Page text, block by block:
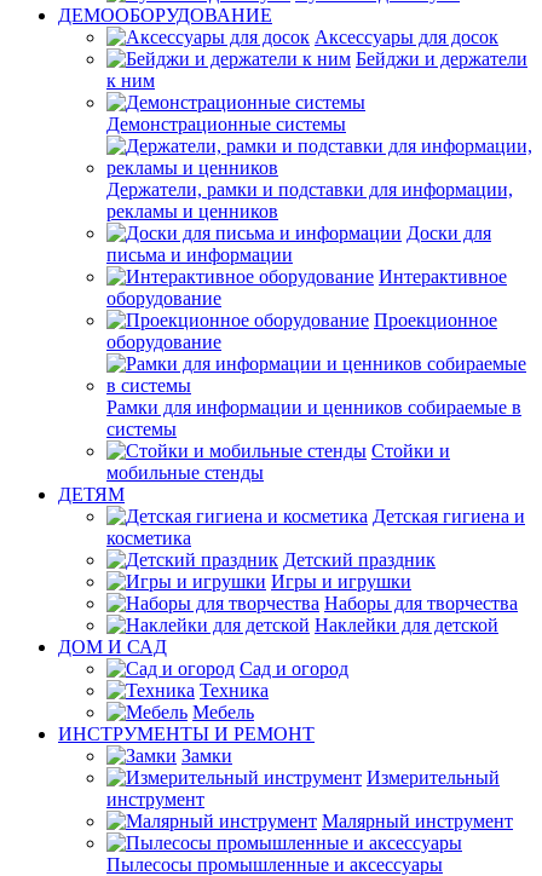
ДЕМООБОРУДОВАНИЕ
Аксессуары для досок
Бейджи и держатели
к ним
Демонстрационные системы
Держатели, рамки и подставки для информации,
рекламы и ценников
Доски для
письма и информации
Интерактивное
оборудование
Проекционное
оборудование
Рамки для информации и ценников собираемые в
системы
Стойки и
мобильные стенды
ДЕТЯМ
Детская гигиена и
косметика
Детский праздник
Игры и игрушки
Наборы для творчества
Наклейки для детской
ДОМ И САД
Сад и огород
Техника
Мебель
ИНСТРУМЕНТЫ И РЕМОНТ
Замки
Измерительный
инструмент
Малярный инструмент
Пылесосы промышленные и аксессуары